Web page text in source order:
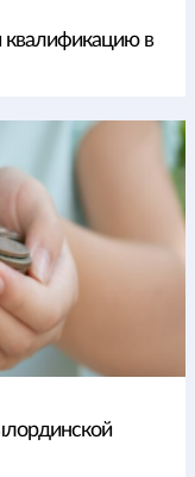
квалификацию в